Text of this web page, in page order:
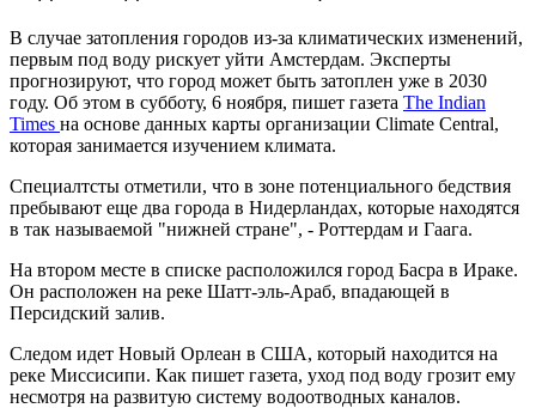
В случае затопления городов из-за климатических изменений,
первым под воду рискует уйти Амстердам. Эксперты
прогнозируют, что город может быть затоплен уже в 2030
году. Об этом в субботу, 6 ноября, пишет газета The Indian
Times на основе данных карты организации Climate Central,
которая занимается изучением климата.
Специалтсты отметили, что в зоне потенциального бедствия
пребывают еще два города в Нидерландах, которые находятся
в так называемой "нижней стране", - Роттердам и Гаага.
На втором месте в списке расположился город Басра в Ираке.
Он расположен на реке Шатт-эль-Араб, впадающей в
Персидский залив.
Следом идет Новый Орлеан в США, который находится на
реке Миссисипи. Как пишет газета, уход под воду грозит ему
несмотря на развитую систему водоотводных каналов.